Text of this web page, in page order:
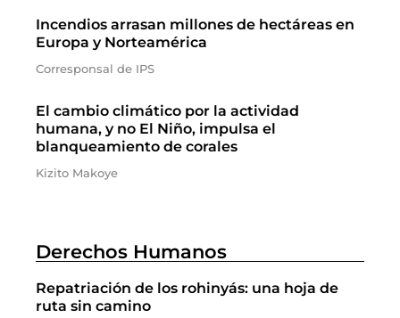
Incendios arrasan millones de hectáreas en
Europa y Norteamérica
Corresponsal de IPS
El cambio climático por la actividad
humana, y no El Niño, impulsa el
blanqueamiento de corales
Kizito Makoye
Derechos Humanos
Repatriación de los rohinyás: una hoja de
ruta sin camino